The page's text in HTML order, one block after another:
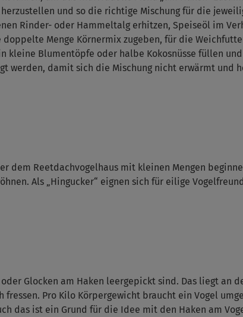
und so die richtige Mischung für die
Rinder- oder Hammeltalg erhitzen, Speiseöl im
Menge Körnermix zugeben, für die
kleine Blumentöpfe oder halbe Kokosnüsse füllen
werden, damit sich die Mischung nicht erwärmt und
dem Reetdachvogelhaus mit kleinen Mengen
Als „Hingucker“ eignen sich für eilige
Glocken am Haken leergepickt sind. Das liegt an
Pro Kilo Körpergewicht braucht ein Vogel
das ist ein Grund für die Idee mit den Haken am